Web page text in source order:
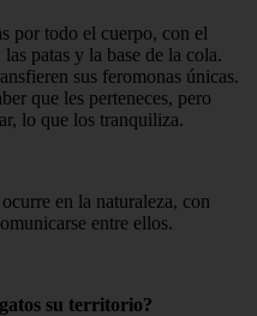
por todo el cuerpo, con el
patas y la base de la cola.
sus feromonas únicas.
que les perteneces, pero
lo que los tranquiliza.
en la naturaleza, con
entre ellos.
su territorio?